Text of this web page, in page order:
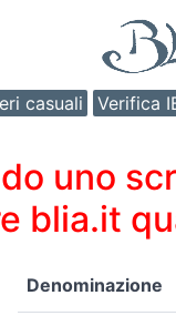
casuali Verifica
uno
blia.it
Denominazione